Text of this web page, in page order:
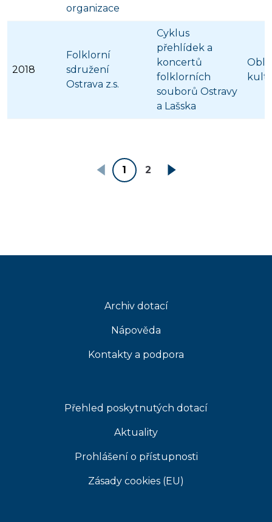
organizace
2018
Folklorní
sdružení
Ostrava z.s.
Cyklus
přehlídek a
koncertů
folklorních
souborů Ostravy
a Lašska
1 2
Přehled poskytnutých dotací
Aktuality
Prohlášení o přístupnosti
Zásady cookies (EU)
Archiv dotací
Nápověda
Kontakty a podpora